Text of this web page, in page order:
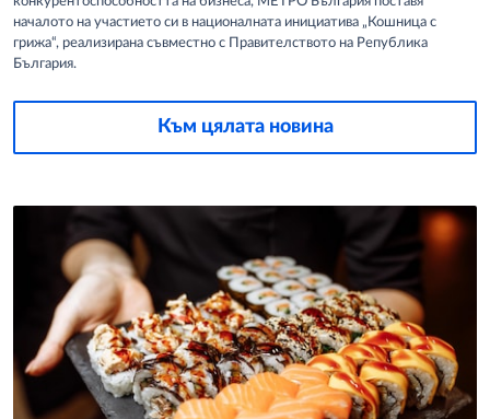
началото на участието си в националната инициатива „Кошница с
грижа“, реализирана съвместно с Правителството на Република
България.
Към цялата новина